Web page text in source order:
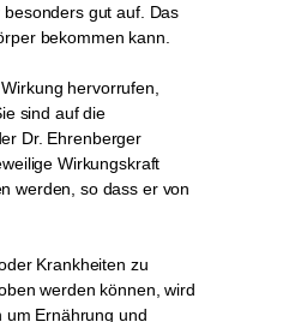
gut auf. Das
bekommen kann.
hervorrufen,
sind auf die
Dr. Ehrenberger
Wirkungskraft
werden, so dass er von
Krankheiten zu
werden können, wird
um Ernährung und